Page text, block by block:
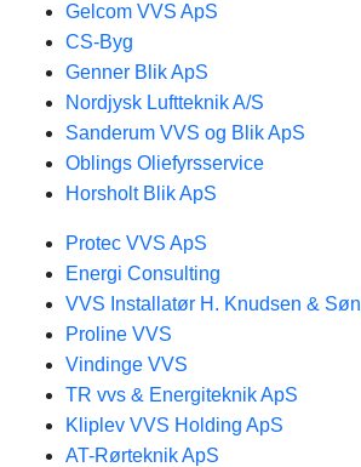
Gelcom VVS ApS
CS-Byg
Genner Blik ApS
Nordjysk Luftteknik A/S
Sanderum VVS og Blik ApS
Oblings Oliefyrsservice
Horsholt Blik ApS
Protec VVS ApS
Energi Consulting
VVS Installatør H. Knudsen & Søn
Proline VVS
Vindinge VVS
TR vvs & Energiteknik ApS
Kliplev VVS Holding ApS
AT-Rørteknik ApS